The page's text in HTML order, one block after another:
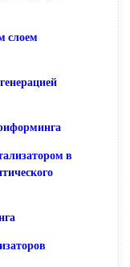
слоем
в